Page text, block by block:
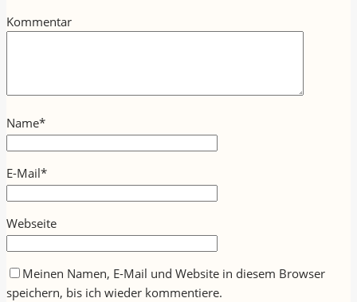
Kommentar
Name*
E-Mail*
Webseite
Meinen Namen, E-Mail und Website in diesem Browser
speichern, bis ich wieder kommentiere.